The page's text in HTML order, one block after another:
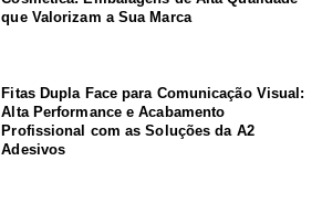
que Valorizam a Sua Marca
Fitas Dupla Face para Comunicação Visual:
Alta Performance e Acabamento
Profissional com as Soluções da A2
Adesivos